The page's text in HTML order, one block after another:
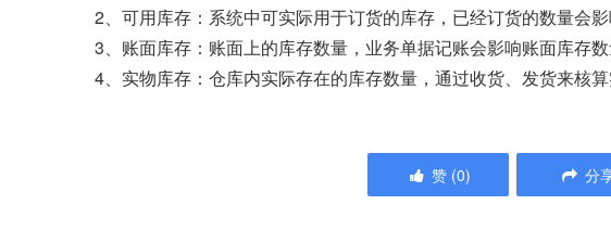
2、可用库存：系统中可实际用于订货的库存，已经订货的数量会
3、账面库存：账面上的库存数量，业务单据记账会影响账面库存
4、实物库存：仓库内实际存在的库存数量，通过收货、发货来核
赞 (0) 分